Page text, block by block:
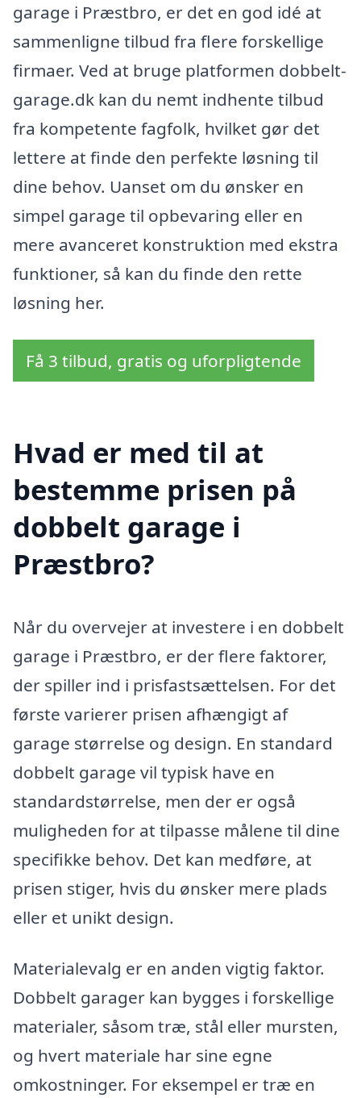
garage i Præstbro, er det en god idé at
sammenligne tilbud fra flere forskellige
firmaer. Ved at bruge platformen dobbelt-
garage.dk kan du nemt indhente tilbud
fra kompetente fagfolk, hvilket gør det
lettere at finde den perfekte løsning til
dine behov. Uanset om du ønsker en
simpel garage til opbevaring eller en
mere avanceret konstruktion med ekstra
funktioner, så kan du finde den rette
løsning her.
Få 3 tilbud, gratis og uforpligtende
Hvad er med til at
bestemme prisen på
dobbelt garage i
Præstbro?
Når du overvejer at investere i en dobbelt
garage i Præstbro, er der flere faktorer,
der spiller ind i prisfastsættelsen. For det
første varierer prisen afhængigt af
garage størrelse og design. En standard
dobbelt garage vil typisk have en
standardstørrelse, men der er også
muligheden for at tilpasse målene til dine
specifikke behov. Det kan medføre, at
prisen stiger, hvis du ønsker mere plads
eller et unikt design.
Materialevalg er en anden vigtig faktor.
Dobbelt garager kan bygges i forskellige
materialer, såsom træ, stål eller mursten,
og hvert materiale har sine egne
omkostninger. For eksempel er træ en